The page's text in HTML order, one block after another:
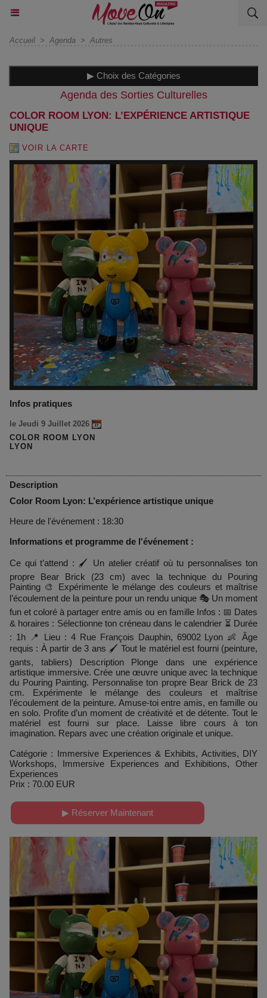
Accueil > Agenda > Autres
▶ Choix des Catégories
Agenda des Sorties Culturelles
COLOR ROOM LYON: L’EXPÉRIENCE ARTISTIQUE
UNIQUE
VOIR LA CARTE
Infos pratiques
le Jeudi 9 Juillet 2026
COLOR ROOM LYON
LYON
Description
Color Room Lyon: L’expérience artistique unique
Heure de l'événement : 18:30
Informations et programme de l'événement :
Ce qui t’attend : 🖌️ Un atelier créatif où tu personnalises ton
propre Bear Brick (23 cm) avec la technique du Pouring
Painting 🎨 Expérimente le mélange des couleurs et maîtrise
l’écoulement de la peinture pour un rendu unique 🎭 Un moment
fun et coloré à partager entre amis ou en famille Infos : 📅 Dates
& horaires : Sélectionne ton créneau dans le calendrier ⏳ Durée
: 1h 📍 Lieu : 4 Rue François Dauphin, 69002 Lyon 👶 Âge
requis : À partir de 3 ans 🖌️ Tout le matériel est fourni (peinture,
gants, tabliers) Description Plonge dans une expérience
artistique immersive. Crée une œuvre unique avec la technique
du Pouring Painting. Personnalise ton propre Bear Brick de 23
cm. Expérimente le mélange des couleurs et maîtrise
l’écoulement de la peinture. Amuse-toi entre amis, en famille ou
en solo. Profite d’un moment de créativité et de détente. Tout le
matériel est fourni sur place. Laisse libre cours à ton
imagination. Repars avec une création originale et unique.
Catégorie : Immersive Experiences & Exhibits, Activities, DIY
Workshops, Immersive Experiences and Exhibitions, Other
Experiences
Prix : 70.00 EUR
▶ Réserver Maintenant